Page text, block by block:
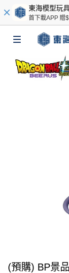
東海模型玩
首下載APP 贈
(預購) BP景